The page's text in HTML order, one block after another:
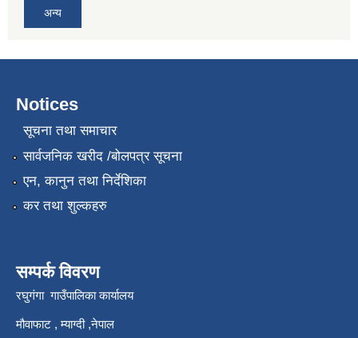
अन्य
Notices
सूचना तथा समाचार
सार्वजनिक खरीद /बोलपत्र सूचना
एन, कानुन तथा निर्देशिका
कर तथा शुल्कहरु
सम्पर्क विवरण
रघुगंगा गाउँपालिका कार्यालय
मौवाफाट , म्याग्दी ,नेपाल